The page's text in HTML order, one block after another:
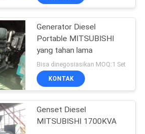
Generator Diesel
Portable MITSUBISHI
yang tahan lama
Bisa dinegosiasikan MOQ:1 Set
KONTAK
Genset Diesel
MITSUBISHI 1700KVA